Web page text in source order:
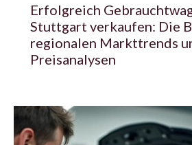
Erfolgreich
Stuttgart verkaufen: Die
regionalen Markttrends
Preisanalysen